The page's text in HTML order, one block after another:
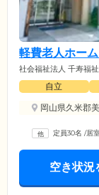
軽費老人ホー
社会福祉法人 千寿福
自立
岡山県久米郡
定員30名 /居
空き状況